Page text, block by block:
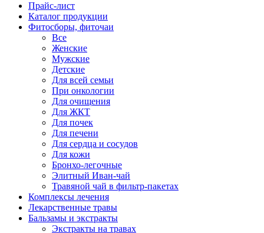
Прайс-лист
Каталог продукции
Фитосборы, фиточаи
Все
Женские
Мужские
Детские
Для всей семьи
При онкологии
Для очищения
Для ЖКТ
Для почек
Для печени
Для сердца и сосудов
Для кожи
Бронхо-легочные
Элитный Иван-чай
Травяной чай в фильтр-пакетах
Комплексы лечения
Лекарственные травы
Бальзамы и экстракты
Экстракты на травах